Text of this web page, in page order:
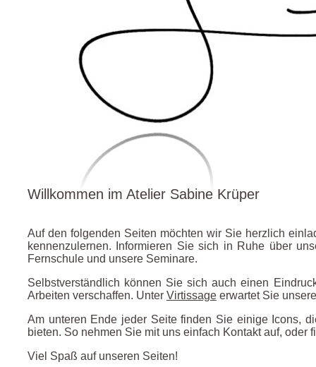
Auf den folgenden Seiten möchten wir Sie herzlich
kennenzulernen. Informieren Sie sich in Ruhe über
Fernschule und unsere Seminare.
Selbstverständlich können Sie sich auch einen
Arbeiten verschaffen. Unter Virtissage erwartet Sie
Am unteren Ende jeder Seite finden Sie einige Icons,
bieten. So nehmen Sie mit uns einfach Kontakt auf, oder
Viel Spaß auf unseren Seiten!
Willkommen im Atelier Sabine Krüper